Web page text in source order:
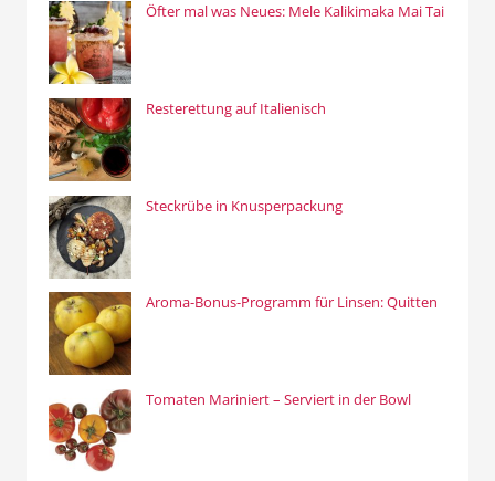
Öfter mal was Neues: Mele Kalikimaka Mai Tai
Resterettung auf Italienisch
Steckrübe in Knusperpackung
Aroma-Bonus-Programm für Linsen: Quitten
Tomaten Mariniert – Serviert in der Bowl